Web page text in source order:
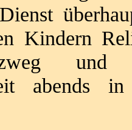
Dienst
Kindern
abends